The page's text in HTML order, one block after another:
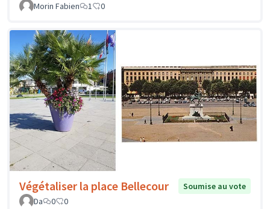
Morin Fabien
1 0
Végétaliser la place Bellecour
Soumise au vote
Da
0 0